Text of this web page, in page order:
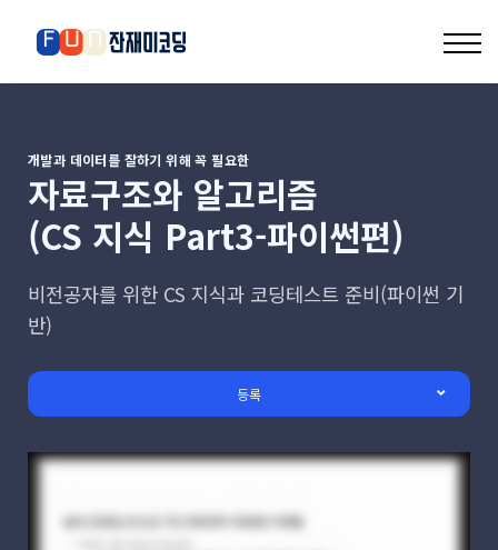
로그인
개발과 데이터를 잘하기 위해 꼭 필요한
자료구조와 알고리즘
(CS 지식 Part3-파이썬편)
비전공자를 위한 CS 지식과 코딩테스트 준비(파이썬 기
반)
등록